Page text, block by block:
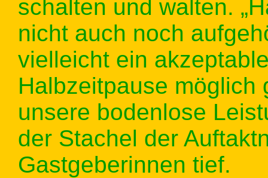
schalten und walten.
nicht auch noch
vielleicht ein
Halbzeitpause möglich
unsere bodenlose
der Stachel der
Gastgeberinnen tief.